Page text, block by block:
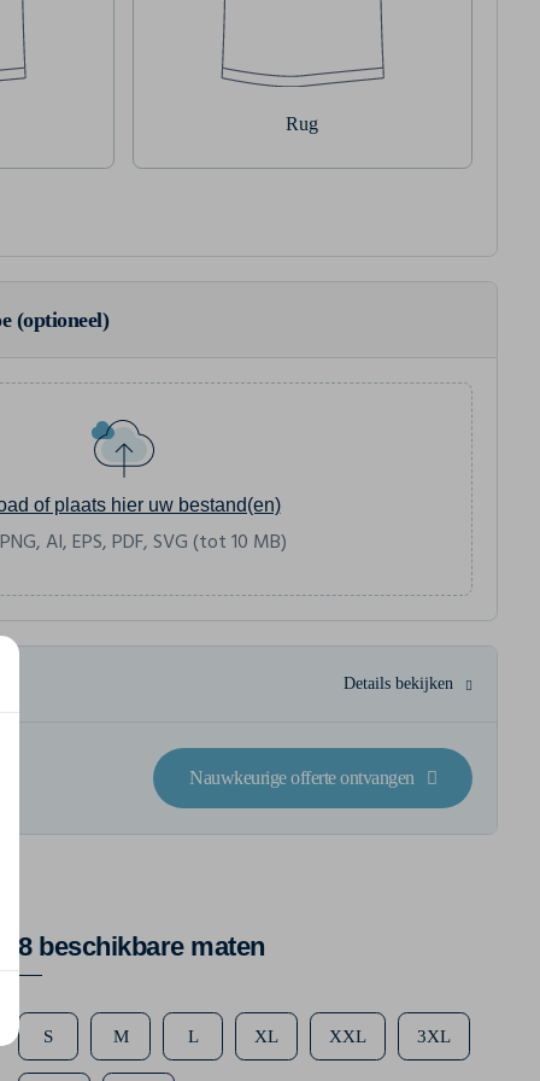
Rug
(optioneel)
of plaats hier uw bestand(en)
AI, EPS, PDF, SVG (tot 10 MB)
Details bekijken
Nauwkeurige offerte ontvangen
8 beschikbare maten
S M L XL XXL 3XL